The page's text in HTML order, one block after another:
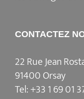
CONTACTEZ
22 Rue Jean
91400 Orsay
Tel:+33 1 69 01